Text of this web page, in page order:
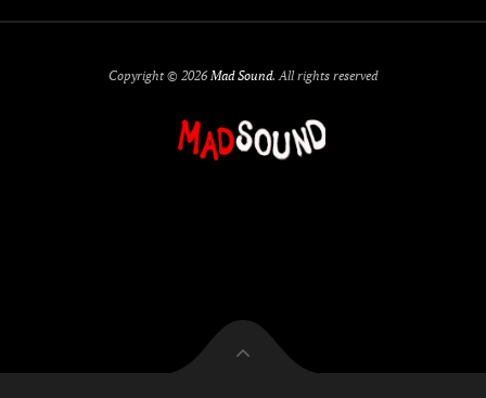
Copyright © 2026Mad Sound. All rights reserved